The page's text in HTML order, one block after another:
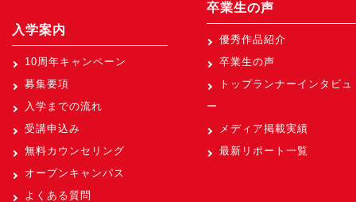
入学案内
10周年キャンペーン
募集要項
入学までの流れ
受講申込み
無料カウンセリング
オープンキャンパス
よくある質問
卒業生の声
優秀作品紹介
卒業生の声
トップランナーインタビュ
ー
メディア掲載実績
最新リポート一覧